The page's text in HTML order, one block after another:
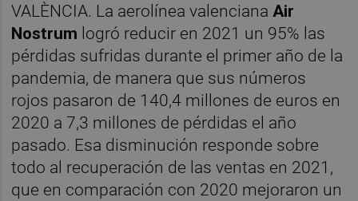
VALÈNCIA. La aerolínea valenciana Air
Nostrum logró reducir en 2021 un 95% las
pérdidas sufridas durante el primer año de la
pandemia, de manera que sus números
rojos pasaron de 140,4 millones de euros en
2020 a 7,3 millones de pérdidas el año
pasado. Esa disminución responde sobre
todo al recuperación de las ventas en 2021,
que en comparación con 2020 mejoraron un